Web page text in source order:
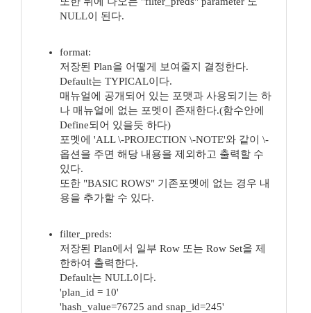
NULL이 된다.
format:
저장된 Plan을 어떻게 보여줄지 결정한다.
Default는 TYPICAL이다.
매뉴얼에 공개되어 있는 포맷과 사용되기는 하
나 매뉴얼에 없는 포멧이 존재한다.(함수안에
Define되어 있을듯 하다)
포멧에 'ALL \-PROJECTION \-NOTE'와 같이 \-
옵션을 주면 해당 내용을 제외하고 출력할 수
있다.
또한 "BASIC ROWS" 기존포멧에 없는 경우 내
용을 추가할 수 있다.
filter_preds:
저장된 Plan에서 일부 Row 또는 Row Set을 제
한하여 출력한다.
Default는 NULL이다.
'plan_id = 10'
'hash_value=76725 and snap_id=245'